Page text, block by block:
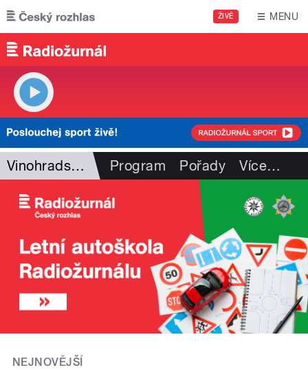
Přejít k hlavnímu obsahu
ŽIVĚ MENU
Vinohradská 12 Program Pořady Více…
NEJNOVĚJŠÍ